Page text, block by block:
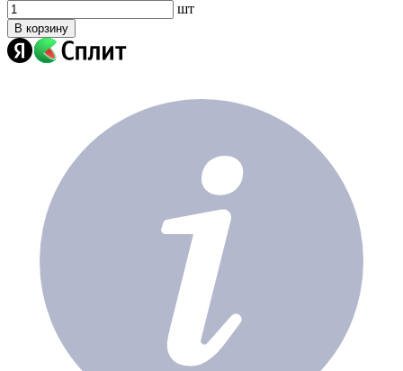
шт
В корзину